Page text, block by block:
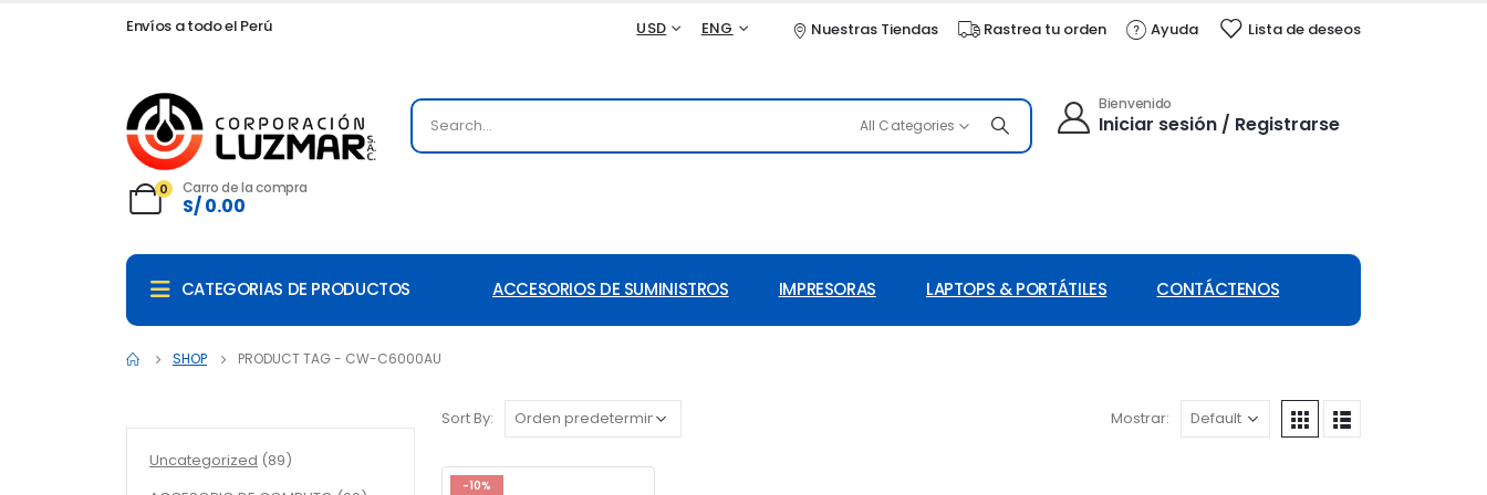
Envíos a todo el Perú USD ENG Nuestras Tiendas Rastrea tu orden Ayuda Lista de deseos
All Categories
Bienvenido
Iniciar sesión / Registrarse
0 Carro de la compra
S/0.00
CATEGORIAS DE PRODUCTOS ACCESORIOS DE SUMINISTROS IMPRESORAS LAPTOPS & PORTÁTILES CONTÁCTENOS
SHOP PRODUCT TAG - CW-C6000AU
Sort By: Mostrar:
-10%
Uncategorized 8989
productos